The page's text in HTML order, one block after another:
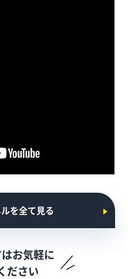
を全て見る
お気軽に
ださい